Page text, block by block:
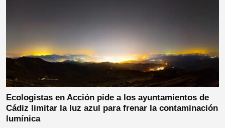
Ecologistas en Acción pide a los ayuntamientos de
Cádiz limitar la luz azul para frenar la contaminación
lumínica